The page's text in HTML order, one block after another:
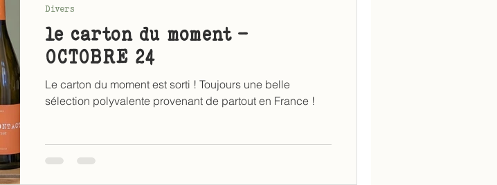
le carton du moment -
OCTOBRE 24
Le carton du moment est sorti ! Toujours une belle
sélection polyvalente provenant de partout en France !
Divers